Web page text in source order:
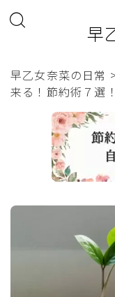
早
早乙女奈菜の日常
来る！節約術７選